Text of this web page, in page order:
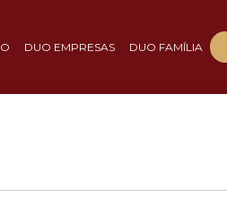
DUO EMPRESAS DUO FAMÍLIA